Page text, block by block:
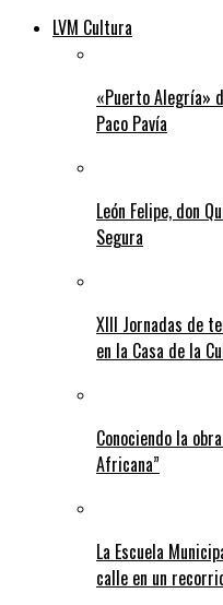
LVM Cultura
«Puerto Alegría»
Paco Pavía
León Felipe, don
Segura
XIII Jornadas de
en la Casa de la
Conociendo la
Africana”
La Escuela
calle en un